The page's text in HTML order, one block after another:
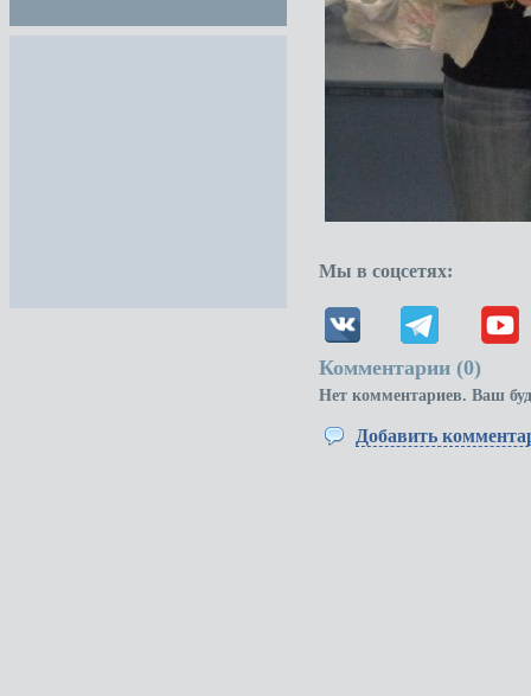
Мы в соцсетях:
Комментарии (0)
Нет комментариев. Ваш
Добавить